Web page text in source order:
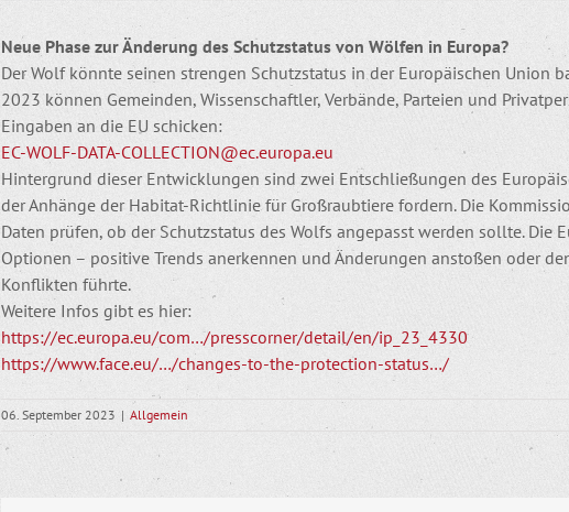
Neue Phase zur Änderung des Schutzstatus von Wölfen in Europa?
Der Wolf könnte seinen strengen Schutzstatus in der Europäischen Union
2023 können Gemeinden, Wissenschaftler, Verbände, Parteien und
Eingaben an die EU schicken:
EC-WOLF-DATA-COLLECTION@ec.europa.eu
Hintergrund dieser Entwicklungen sind zwei Entschließungen des
der Anhänge der Habitat-Richtlinie für Großraubtiere fordern. Die
Daten prüfen, ob der Schutzstatus des Wolfs angepasst werden sollte. Die
Optionen – positive Trends anerkennen und Änderungen anstoßen oder
Konflikten führte.
Weitere Infos gibt es hier:
https://ec.europa.eu/com…/presscorner/detail/en/ip_23_4330
https://www.face.eu/…/changes-to-the-protection-status…/
06. September 2023 | Allgemein